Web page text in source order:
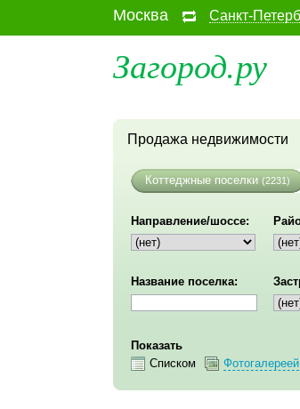
Москва Санкт-
Загород.ру
Продажа недвижимости
Коттеджные поселки (2231)
Направление/шоссе:
Название поселка:
Показать
Списком
Фотогалереей